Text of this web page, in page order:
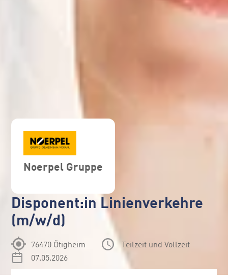
Noerpel Gruppe
Disponent:in Linienverkehre
(m/w/d)
76470 Ötigheim
Teilzeit und Vollzeit
07.05.2026